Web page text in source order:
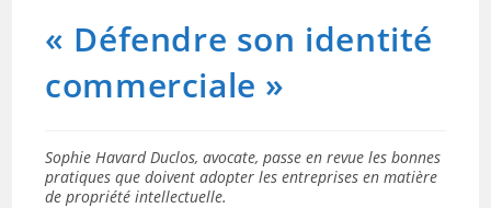
« Défendre son identité
commerciale »
Sophie Havard Duclos, avocate, passe en revue les bonnes
pratiques que doivent adopter les entreprises en matière
de propriété intellectuelle.